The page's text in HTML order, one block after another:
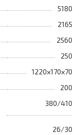
5180
2165
2560
250
1220x170x70
200
380/410
26/30